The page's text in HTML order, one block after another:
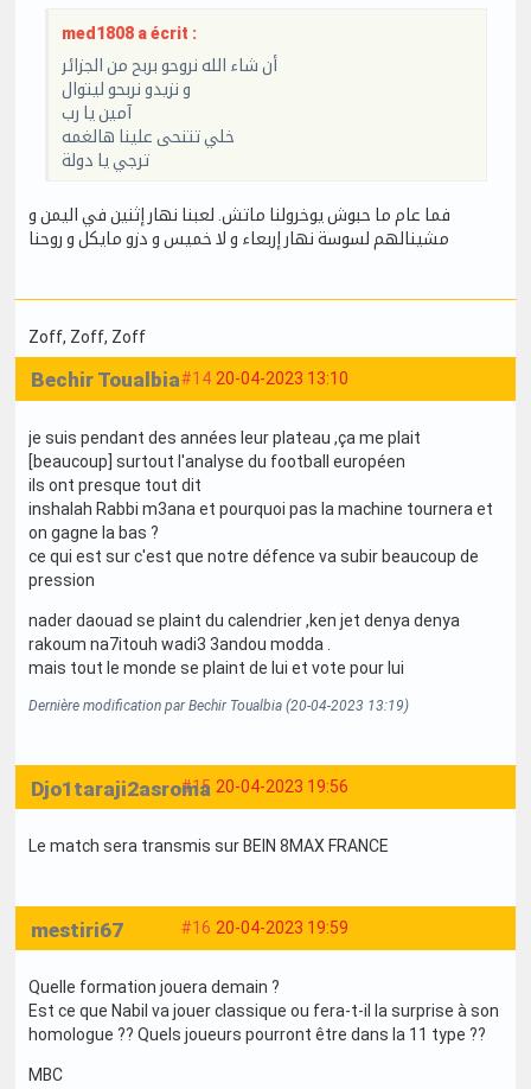
med1808 a écrit :
أن شاء الله نروحو بربح من الجزائر
و نزيدو نربحو ليتوال
آمين يا رب
خلي تتنحى علينا هالغمه
ترجي يا دولة
فما عام ما حبوش يوخرولنا ماتش. لعبنا نهار إثنين في اليمن و
مشينالهم لسوسة نهار إربعاء و لا خميس و دزو مايكل و روحنا
Zoff, Zoff, Zoff
#14 20-04-2023 13:10
Bechir Toualbia
je suis pendant des années leur plateau ,ça me plait
[beaucoup] surtout l'analyse du football européen
ils ont presque tout dit
inshalah Rabbi m3ana et pourquoi pas la machine tournera et
on gagne la bas ?
ce qui est sur c'est que notre défence va subir beaucoup de
pression
nader daouad se plaint du calendrier ,ken jet denya denya
rakoum na7itouh wadi3 3andou modda .
mais tout le monde se plaint de lui et vote pour lui
Dernière modification par Bechir Toualbia (20-04-2023 13:19)
#15 20-04-2023 19:56
Djo1taraji2asroma
Le match sera transmis sur BEIN 8MAX FRANCE
#16 20-04-2023 19:59
mestiri67
Quelle formation jouera demain ?
Est ce que Nabil va jouer classique ou fera-t-il la surprise à son
homologue ?? Quels joueurs pourront être dans la 11 type ??
MBC